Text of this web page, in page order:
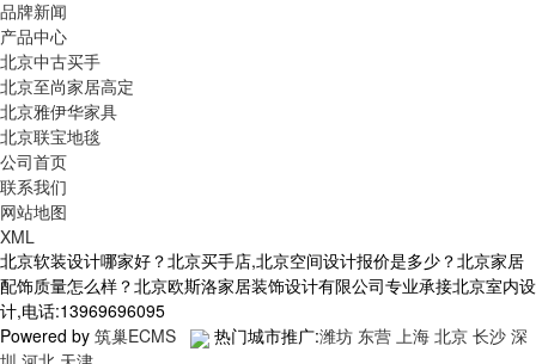
品牌新闻
产品中心
北京中古买手
北京至尚家居高定
北京雅伊华家具
北京联宝地毯
公司首页
联系我们
网站地图
XML
北京软装设计哪家好？北京买手店,北京空间设计报价是多少？北京家居
配饰质量怎么样？北京欧斯洛家居装饰设计有限公司专业承接北京室内设
计,电话:13969696095
Powered by 筑巢ECMS 热门城市推广:潍坊 东营 上海 北京 长沙 深